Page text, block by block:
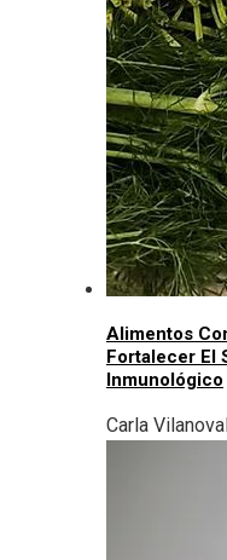
Alimentos
Fortalecer El
Inmunológico
Carla Vilanova